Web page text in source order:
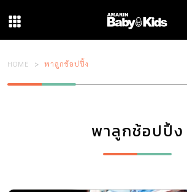
HOME พาลูกช้อปปิ้ง
พาลูกช้อปปิ้ง